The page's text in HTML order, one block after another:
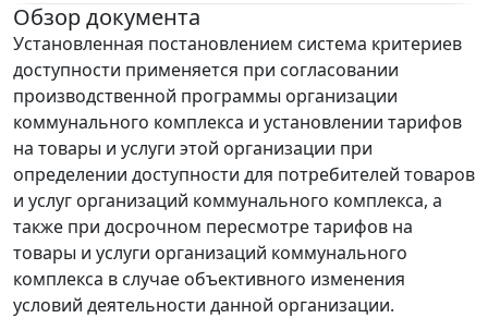
Обзор документа
Установленная постановлением система критериев
доступности применяется при согласовании
производственной программы организации
коммунального комплекса и установлении тарифов
на товары и услуги этой организации при
определении доступности для потребителей товаров
и услуг организаций коммунального комплекса, а
также при досрочном пересмотре тарифов на
товары и услуги организаций коммунального
комплекса в случае объективного изменения
условий деятельности данной организации.